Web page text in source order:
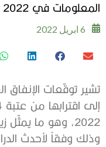
المعلومات في 2022
6 ابريل 2022
تشير توقّعات الإنفاق
وذلك وفقاً لأحدث